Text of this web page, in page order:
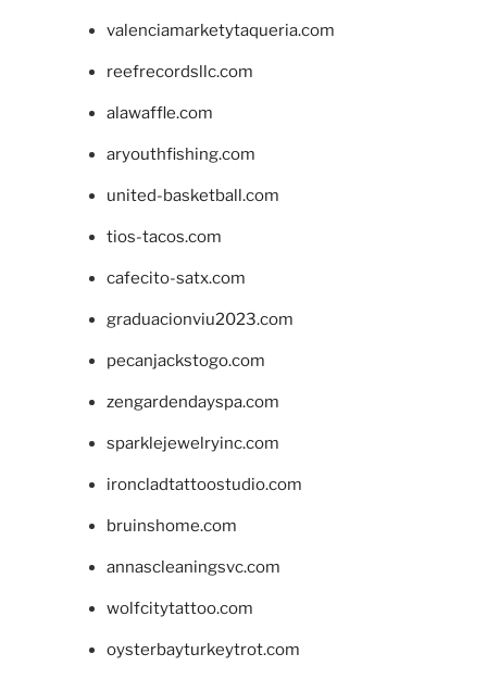
valenciamarketytaqueria.com
reefrecordsllc.com
alawaffle.com
aryouthfishing.com
united-basketball.com
tios-tacos.com
cafecito-satx.com
graduacionviu2023.com
pecanjackstogo.com
zengardendayspa.com
sparklejewelryinc.com
ironcladtattoostudio.com
bruinshome.com
annascleaningsvc.com
wolfcitytattoo.com
oysterbayturkeytrot.com